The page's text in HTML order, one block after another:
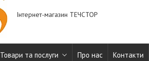
Інтернет-магазин ТЕЧСТОР
Товари та послуги Про нас Контакти